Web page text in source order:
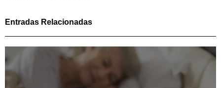
Entradas Relacionadas